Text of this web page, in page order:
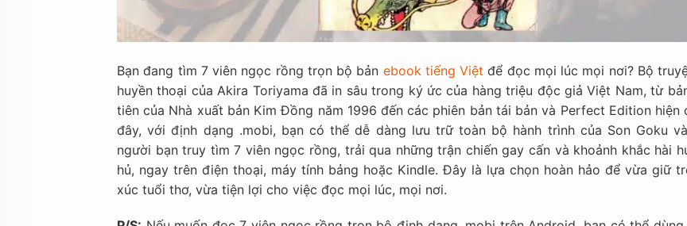
Bạn đang tìm 7 viên ngọc rồng trọn bộ bản ebook tiếng Việt để đọc mọi lúc mọi nơi? Bộ
huyền thoại của Akira Toriyama đã in sâu trong ký ức của hàng triệu độc giả Việt Nam, từ
tiên của Nhà xuất bản Kim Đồng năm 1996 đến các phiên bản tái bản và Perfect Edition hiện
đây, với định dạng .mobi, bạn có thể dễ dàng lưu trữ toàn bộ hành trình của Son Goku
người bạn truy tìm 7 viên ngọc rồng, trải qua những trận chiến gay cấn và khoảnh khắc hài
hủ, ngay trên điện thoại, máy tính bảng hoặc Kindle. Đây là lựa chọn hoàn hảo để vừa giữ
xúc tuổi thơ, vừa tiện lợi cho việc đọc mọi lúc, mọi nơi.